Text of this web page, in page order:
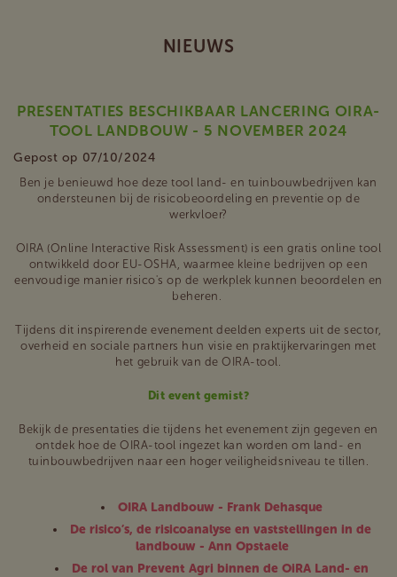
NIEUWS
PRESENTATIES BESCHIKBAAR LANCERING OIRA-
TOOL LANDBOUW - 5 NOVEMBER 2024
Gepost op 07/10/2024
Ben je benieuwd hoe deze tool land- en tuinbouwbedrijven kan
ondersteunen bij de risicobeoordeling en preventie op de
werkvloer?
OIRA (Online Interactive Risk Assessment) is een gratis online tool
ontwikkeld door EU-OSHA, waarmee kleine bedrijven op een
eenvoudige manier risico's op de werkplek kunnen beoordelen en
beheren.
Tijdens dit inspirerende evenement deelden experts uit de sector,
overheid en sociale partners hun visie en praktijkervaringen met
het gebruik van de OIRA-tool.
Dit event gemist?
Bekijk de presentaties die tijdens het evenement zijn gegeven en
ontdek hoe de OIRA-tool ingezet kan worden om land- en
tuinbouwbedrijven naar een hoger veiligheidsniveau te tillen.
OIRA Landbouw - Frank Dehasque
De risico’s, de risicoanalyse en vaststellingen in de
landbouw - Ann Opstaele
De rol van Prevent Agri binnen de OiRA Land- en